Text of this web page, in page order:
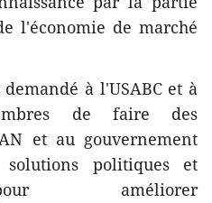
l'économie de marché
à l'USABC et à
de faire des
et au gouvernement
politiques et
améliorer